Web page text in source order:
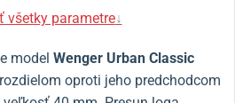
všetky parametre↓
model Wenger Urban Classic
oproti jeho predchodcom